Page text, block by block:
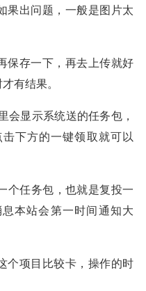
果出问题，一般是图片太
保存一下，再去上传就好
有结果。
会显示系统送的任务包，
下方的一键领取就可以
个任务包，也就是复投一
本站会第一时间通知大
个项目比较卡，操作的时